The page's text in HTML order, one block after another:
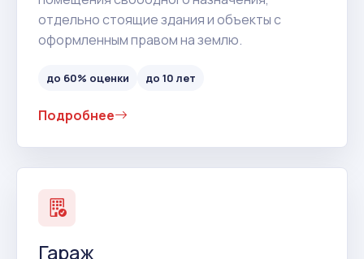
отдельно стоящие здания и объекты с
оформленным правом на землю.
до 60% оценки до 10 лет
Подробнее
Гараж